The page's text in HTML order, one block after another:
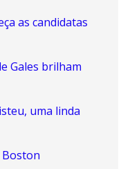
as candidatas
Gales brilham
uma linda
Boston